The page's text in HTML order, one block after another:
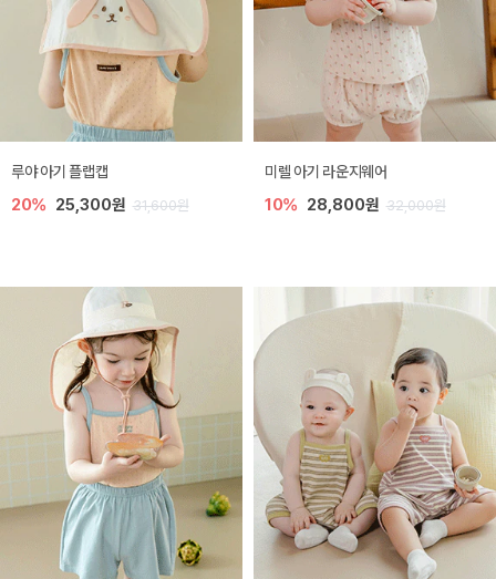
루야 아기 플랩캡
20% 25,300원 31,600원
미렐 아기 라운지웨어
10% 28,800원 32,000원